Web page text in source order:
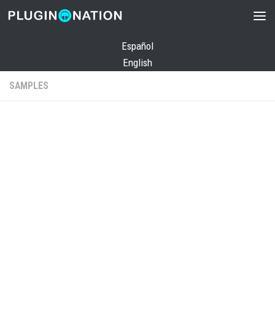
Saltar al contenido
Español
English
SAMPLES